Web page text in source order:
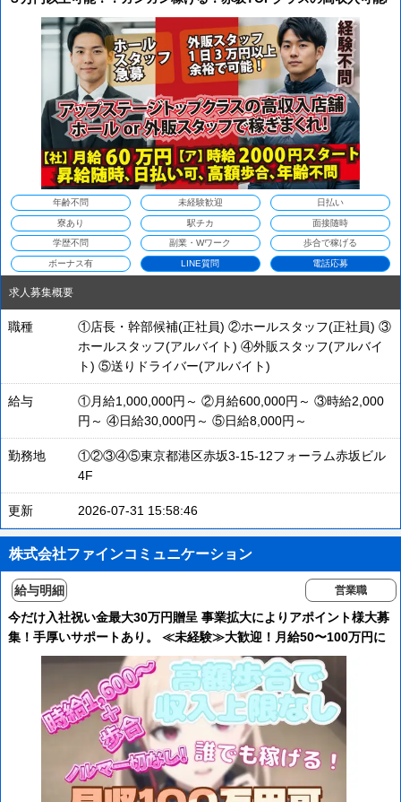
異業種からの転職大歓迎！！
年齢不問 未経験歓迎 日払い
寮あり 駅チカ 面接随時
学歴不問 副業・Wワーク 歩合で稼げる
ボーナス有 LINE質問 電話応募
求人募集概要
職種
①店長・幹部候補(正社員) ②ホールスタッフ(正社員) ③
ホールスタッフ(アルバイト) ④外販スタッフ(アルバイ
ト) ⑤送りドライバー(アルバイト)
給与
①月給1,000,000円～ ②月給600,000円～ ③時給2,000
円～ ④日給30,000円～ ⑤日給8,000円～
勤務地
①②③④⑤東京都港区赤坂3-15-12フォーラム赤坂ビル
4F
更新 2026-07-31 15:58:46
株式会社ファインコミュニケーション
給与明細 営業職
今だけ入社祝い金最大30万円贈呈 事業拡大によりアポイント様大募
集！手厚いサポートあり。 ≪未経験≫大歓迎！月給50〜100万円に
到達した方もいます。 ＃高時給 ＃高単価 ＃未経験